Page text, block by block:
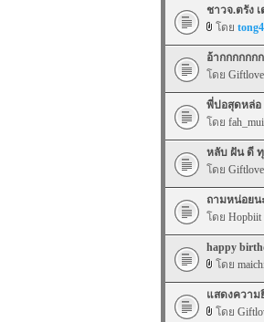
ชาวจ.ตรัง เ
โดย tong4
อ้ากกกกกก
โดย
พี่ปอสุดหล่อ
โดย fah_mui
หลับ ฝัน ดี
โดย
ถามหน่อยน
โดย Hopbiit
happy
โดย
แสดงความ
โดย